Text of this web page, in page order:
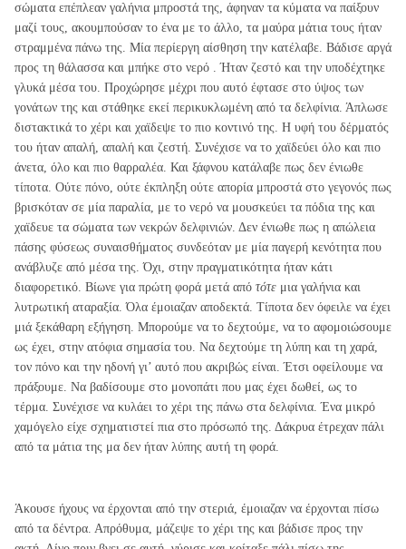
σώματα επέπλεαν γαλήνια μπροστά της, άφηναν τα κύματα να παίξουν
μαζί τους, ακουμπούσαν το ένα με το άλλο, τα μαύρα μάτια τους ήταν
στραμμένα πάνω της. Μία περίεργη αίσθηση την κατέλαβε. Βάδισε αργά
προς τη θάλασσα και μπήκε στο νερό . Ήταν ζεστό και την υποδέχτηκε
γλυκά μέσα του. Προχώρησε μέχρι που αυτό έφτασε στο ύψος των
γονάτων της και στάθηκε εκεί περικυκλωμένη από τα δελφίνια. Άπλωσε
διστακτικά το χέρι και χαϊδεψε το πιο κοντινό της. Η υφή του δέρματός
του ήταν απαλή, απαλή και ζεστή. Συνέχισε να το χαϊδεύει όλο και πιο
άνετα, όλο και πιο θαρραλέα. Και ξάφνου κατάλαβε πως δεν ένιωθε
τίποτα. Ούτε πόνο, ούτε έκπληξη ούτε απορία μπροστά στο γεγονός πως
βρισκόταν σε μία παραλία, με το νερό να μουσκεύει τα πόδια της και
χαϊδευε τα σώματα των νεκρών δελφινιών. Δεν ένιωθε πως η απώλεια
πάσης φύσεως συναισθήματος συνδεόταν με μία παγερή κενότητα που
ανάβλυζε από μέσα της. Όχι, στην πραγματικότητα ήταν κάτι
διαφορετικό. Βίωνε για πρώτη φορά μετά από τότε μια γαλήνια και
λυτρωτική αταραξία. Όλα έμοιαζαν αποδεκτά. Τίποτα δεν όφειλε να έχει
μιά ξεκάθαρη εξήγηση. Μπορούμε να το δεχτούμε, να το αφομοιώσουμε
ως έχει, στην ατόφια σημασία του. Να δεχτούμε τη λύπη και τη χαρά,
τον πόνο και την ηδονή γι’ αυτό που ακριβώς είναι. Έτσι οφείλουμε να
πράξουμε. Να βαδίσουμε στο μονοπάτι που μας έχει δωθεί, ως το
τέρμα. Συνέχισε να κυλάει το χέρι της πάνω στα δελφίνια. Ένα μικρό
χαμόγελο είχε σχηματιστεί πια στο πρόσωπό της. Δάκρυα έτρεχαν πάλι
από τα μάτια της μα δεν ήταν λύπης αυτή τη φορά.
Άκουσε ήχους να έρχονται από την στεριά, έμοιαζαν να έρχονται πίσω
από τα δέντρα. Απρόθυμα, μάζεψε το χέρι της και βάδισε προς την